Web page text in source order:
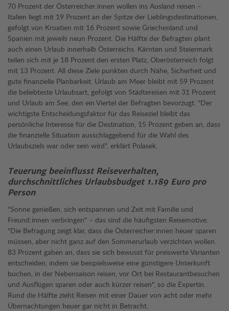
70 Prozent der Österreicher:innen wollen ins Ausland reisen –
Italien liegt mit 19 Prozent an der Spitze der Lieblingsdestinationen,
gefolgt von Kroatien mit 16 Prozent sowie Griechenland und
Spanien mit jeweils neun Prozent. Die Hälfte der Befragten plant
auch einen Urlaub innerhalb Österreichs. Kärnten und Steiermark
teilen sich mit je 18 Prozent den ersten Platz, Oberösterreich folgt
mit 13 Prozent. All diese Ziele punkten durch Nähe, Sicherheit und
gute finanzielle Planbarkeit. Urlaub am Meer bleibt mit 59 Prozent
die beliebteste Urlaubsart, gefolgt von Städtereisen mit 31 Prozent
und Urlaub am See, den ein Viertel der Befragten bevorzugt. "Der
wichtigste Entscheidungsfaktor für das Reiseziel bleibt das
persönliche Interesse für die Destination, 15 Prozent geben an, dass
die finanzielle Situation ausschlaggebend für die Wahl des
Urlaubsziels war oder sein wird", erklärt Polasek.
Teuerung beeinflusst Reiseverhalten,
durchschnittliches Urlaubsbudget 1.189 Euro pro
Person
"Sonne genießen, sich entspannen und Zeit mit Familie und
Freund:innen verbringen" – das sind die häufigsten Reisemotive.
"Die Befragung zeigt klar, dass die Österreicher:innen heuer sparen
müssen, aber nicht ganz auf den Sommerurlaub verzichten wollen.
83 Prozent gaben an, dass sie sich bewusst für preiswerte Varianten
entscheiden, indem sie beispielsweise eine günstigere Unterkunft
buchen, in der Nebensaison reisen, vor Ort bei Restaurantbesuchen
und Ausflügen sparen oder auch kürzer reisen", so die Expertin.
Rund die Hälfte zieht Reisen mit einer Dauer von acht oder mehr
Übernachtungen heuer gar nicht in Betracht.